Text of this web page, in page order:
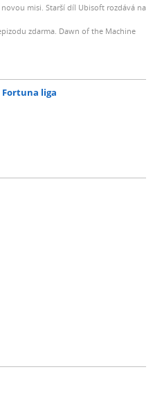
misi. Starší díl Ubisoft rozdává na
zdarma. Dawn of the Machine
Fortuna liga